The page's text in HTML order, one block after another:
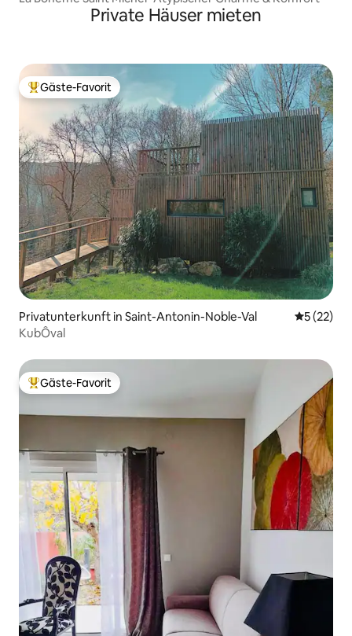
Private Häuser mieten
Beliebter Gäste-Favorit.
Gäste-Favorit
Privatunterkunft in Saint-Antonin-Noble-Val
5 (22)
KubÔval
Beliebter Gäste-Favorit.
Gäste-Favorit